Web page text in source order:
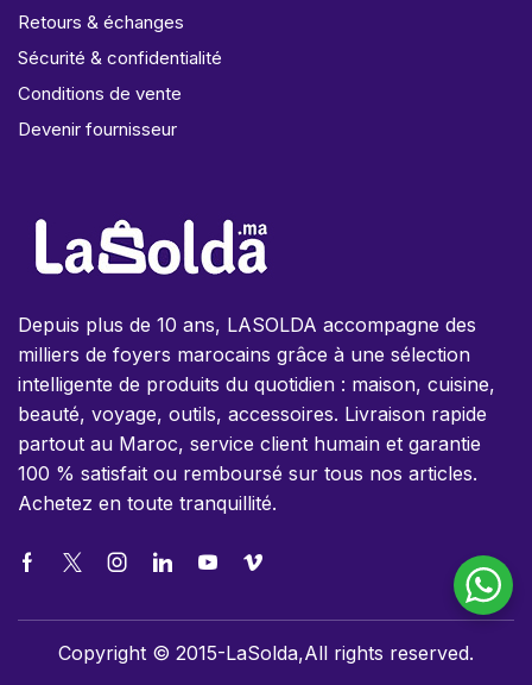
Retours & échanges
Sécurité & confidentialité
Conditions de vente
Devenir fournisseur
Depuis plus de 10 ans, LASOLDA accompagne des
milliers de foyers marocains grâce à une sélection
intelligente de produits du quotidien : maison, cuisine,
beauté, voyage, outils, accessoires. Livraison rapide
partout au Maroc, service client humain et garantie
100 % satisfait ou remboursé sur tous nos articles.
Achetez en toute tranquillité.
Copyright © 2015-LaSolda,All rights reserved.